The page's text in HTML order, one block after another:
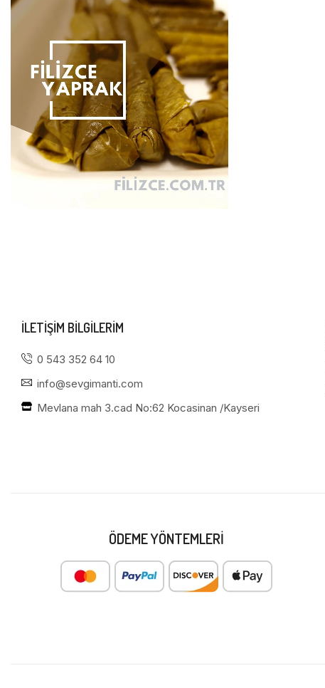
ILETIŞIM BILGILERIM
0 543 352 64 10
info@sevgimanti.com
Mevlana mah 3.cad No:62 Kocasinan /Kayseri
ÖDEME YÖNTEMLERI